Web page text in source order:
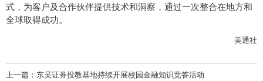
式 ，为客户及合作伙伴提供技术和洞察，通过一次整合在地方和
全球取得成功。
美通社
上一篇： 东吴证券投教基地持续开展校园金融知识竞答活动